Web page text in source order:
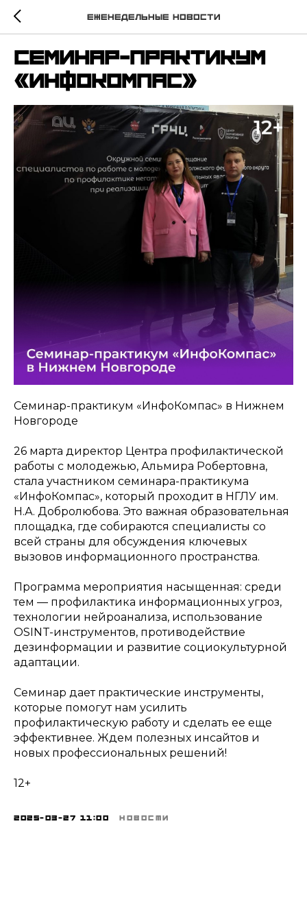
Еженедельные новости
Семинар-практикум
«ИнфоКомпас»
Семинар-практикум «ИнфоКомпас» в Нижнем
Новгороде
26 марта директор Центра профилактической
работы с молодежью, Альмира Робертовна,
стала участником семинара-практикума
«ИнфоКомпас», который проходит в НГЛУ им.
Н.А. Добролюбова. Это важная образовательная
площадка, где собираются специалисты со
всей страны для обсуждения ключевых
вызовов информационного пространства.
Программа мероприятия насыщенная: среди
тем — профилактика информационных угроз,
технологии нейроанализа, использование
OSINT-инструментов, противодействие
дезинформации и развитие социокультурной
адаптации.
Семинар дает практические инструменты,
которые помогут нам усилить
профилактическую работу и сделать ее еще
эффективнее. Ждем полезных инсайтов и
новых профессиональных решений!
12+
2025-03-27 11:00 НОВОСТИ